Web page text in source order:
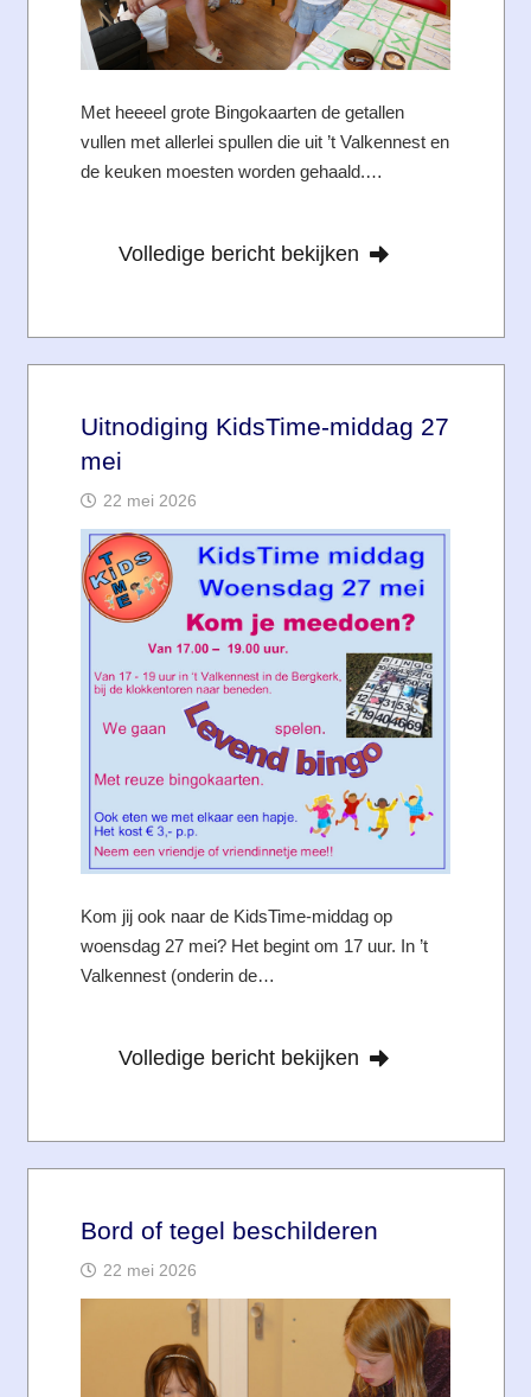
Met heeeel grote Bingokaarten de getallen
vullen met allerlei spullen die uit ’t Valkennest en
de keuken moesten worden gehaald.…
Volledige bericht bekijken
Uitnodiging KidsTime-middag 27
mei
22 mei 2026
Kom jij ook naar de KidsTime-middag op
woensdag 27 mei? Het begint om 17 uur. In ’t
Valkennest (onderin de…
Volledige bericht bekijken
Bord of tegel beschilderen
22 mei 2026